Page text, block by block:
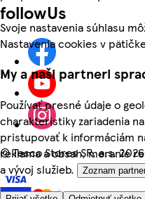
Svoje nastavenia súhlasu
Nastavenia cookies v
My a naši partneri
Používať presné údaje o
charakteristiky zariadenia
pristupovať k informáciám
reklama a obsah, meranie
a vývoj služieb.
Zoznam
followUs
©Tesco Stores SR, a.s. 2026